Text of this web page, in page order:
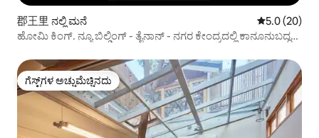
郡王里 ನಲ್ಲಿ ಮನೆ 5 ರಲ್ಲಿ 5.0
5.0 (20)
ಹೋಮಿ ಕಿಂಗ್. ನ್ಯೂ ಬಿಲ್ಡಿಂಗ್ - ತೈನಾನ್ - ನಗರ ಕೇಂದ್ರದಲ್ಲಿ ಕಾನೂನುಬದ್ಧ
ಗೆಸ್ಟ್‌ಗಳ ಅಚ್ಚುಮೆಚ್ಚಿನದು
ಗೆಸ್ಟ್‌ಗಳ ಅಚ್ಚುಮೆಚ್ಚಿನದು